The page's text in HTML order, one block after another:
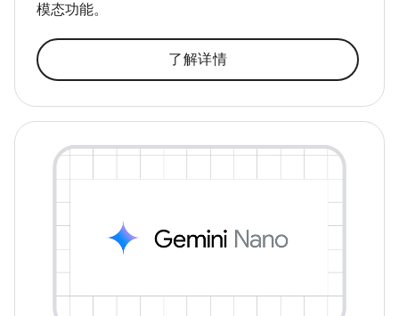
模态功能。
了解详情